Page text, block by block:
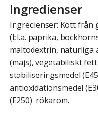
Ingredienser
Ingredienser: Kött från
(bl.a. paprika,
maltodextrin, naturliga
(majs), vegetabiliskt
stabiliseringsmedel
antioxidationsmedel
(E250), rökarom.